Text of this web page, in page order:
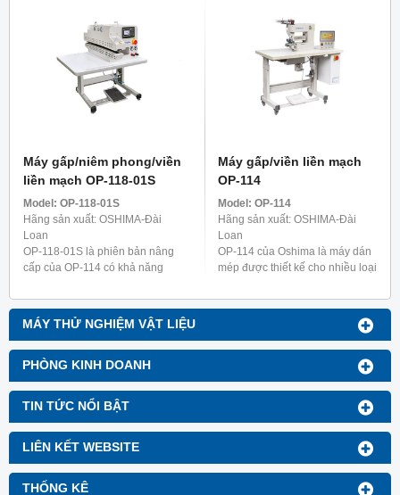
MÁY THỬ NGHIỆM VẬT LIỆU
PHÒNG KINH DOANH
TIN TỨC NỔI BẬT
LIÊN KẾT WEBSITE
THỐNG KÊ
Máy gấp/niêm phong/viền
liền mạch OP-118-01S
Model: OP-118-01S
Hãng sản xuất: OSHIMA-Đài
Loan
OP-118-01S là phiên bản nâng
cấp của OP-114 có khả năng
thêm máy dán. Máy này được
thiết kế đặc biệt để làm dây ...
Máy gấp/viền liền mạch
OP-114
Model: OP-114
Hãng sản xuất: OSHIMA-Đài
Loan
OP-114 của Oshima là máy dán
mép được thiết kế cho nhiều loại
lót nữ, áo sơ mi và quần áo chức